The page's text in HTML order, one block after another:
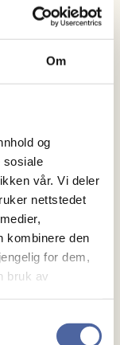
Om
og
sosiale
vår. Vi deler
nettstedet
kombinere den
for dem,
bruk av
dine.